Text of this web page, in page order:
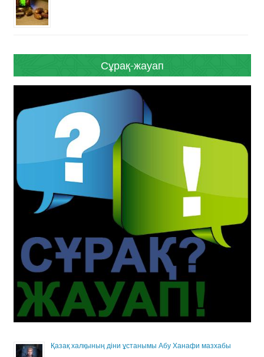
Сұрақ-жауап
Қазақ халқының діни ұстанымы Абу Ханафи мазхабы